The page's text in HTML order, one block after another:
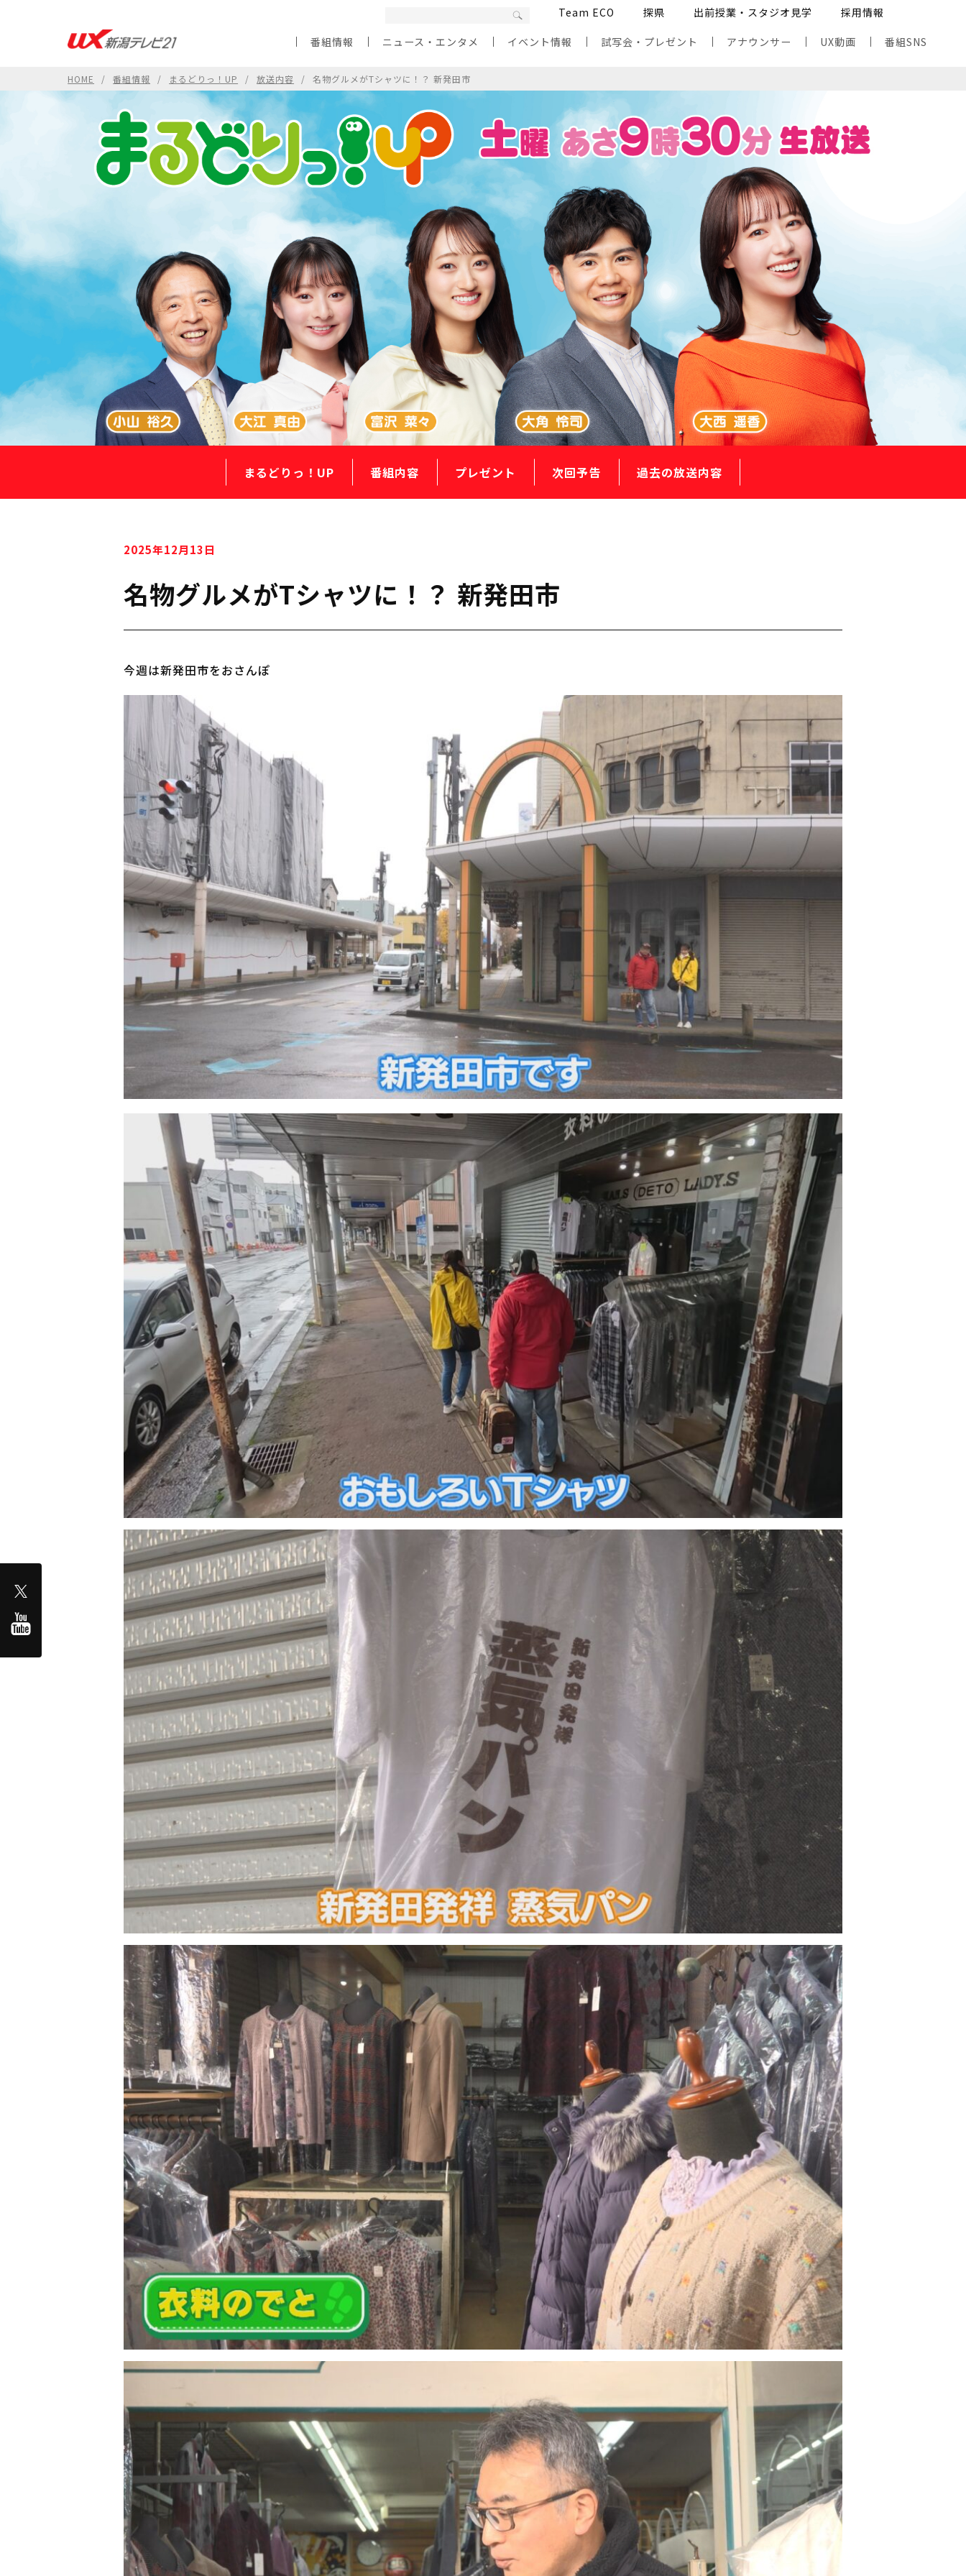
Team ECO 探県 出前授業・スタジオ見学 採用情報
番組情報 ニュース・エンタメ イベント情報 試写会・プレゼント アナウンサー UX動画 番組SNS
HOME 番組情報 まるどりっ！UP 放送内容 名物グルメがTシャツに！？ 新発田市
まるどりっ！UP 番組内容 プレゼント 次回予告 過去の放送内容
2025年12月13日
名物グルメがTシャツに！？ 新発田市
今週は新発田市をおさんぽ